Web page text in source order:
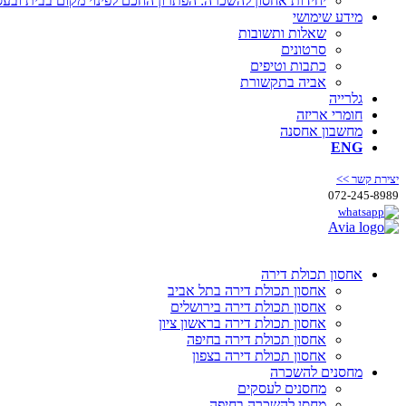
מידע שימושי
שאלות ותשובות
סרטונים
כתבות וטיפים
אביה בתקשורת
גלרייה
חומרי אריזה
מחשבון אחסנה
ENG
יצירת קשר >>
072-245-8989
אחסון תכולת דירה
אחסון תכולת דירה בתל אביב
אחסון תכולת דירה בירושלים
אחסון תכולת דירה בראשון ציון
אחסון תכולת דירה בחיפה
אחסון תכולת דירה בצפון
מחסנים להשכרה
מחסנים לעסקים